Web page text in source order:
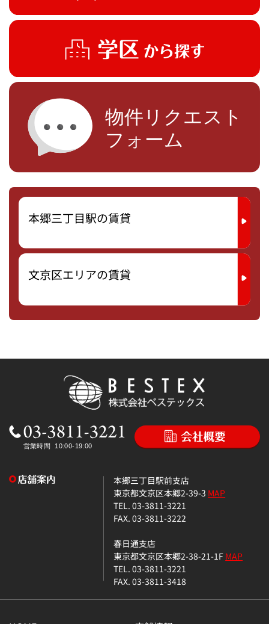
本郷三丁目駅の賃貸
文京区エリアの賃貸
本郷三丁目駅前支店
東京都文京区本郷2-39-3 MAP
TEL. 03-3811-3221
FAX. 03-3811-3222
春日通支店
東京都文京区本郷2-38-21-1FMAP
TEL. 03-3811-3221
FAX. 03-3811-3418